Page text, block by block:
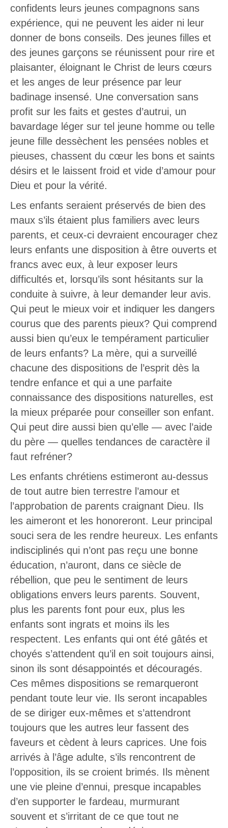
t
e
r
b
o
o
k
l
e
+
confidents leurs jeunes compagnons sans
expérience, qui ne peuvent les aider ni leur
donner de bons conseils. Des jeunes filles et
des jeunes garçons se réunissent pour rire et
plaisanter, éloignant le Christ de leurs cœurs
et les anges de leur présence par leur
badinage insensé. Une conversation sans
profit sur les faits et gestes d’autrui, un
bavardage léger sur tel jeune homme ou telle
jeune fille dessèchent les pensées nobles et
pieuses, chassent du cœur les bons et saints
désirs et le laissent froid et vide d’amour pour
Dieu et pour la vérité.
Les enfants seraient préservés de bien des
maux s’ils étaient plus familiers avec leurs
parents, et ceux-ci devraient encourager chez
leurs enfants une disposition à être ouverts et
francs avec eux, à leur exposer leurs
difficultés et, lorsqu’ils sont hésitants sur la
conduite à suivre, à leur demander leur avis.
Qui peut le mieux voir et indiquer les dangers
courus que des parents pieux? Qui comprend
aussi bien qu’eux le tempérament particulier
de leurs enfants? La mère, qui a surveillé
chacune des dispositions de l’esprit dès la
tendre enfance et qui a une parfaite
connaissance des dispositions naturelles, est
la mieux préparée pour conseiller son enfant.
Qui peut dire aussi bien qu’elle — avec l’aide
du père — quelles tendances de caractère il
faut refréner?
Les enfants chrétiens estimeront au-dessus
de tout autre bien terrestre l’amour et
l’approbation de parents craignant Dieu. Ils
les aimeront et les honoreront. Leur principal
souci sera de les rendre heureux. Les enfants
indisciplinés qui n’ont pas reçu une bonne
éducation, n’auront, dans ce siècle de
rébellion, que peu le sentiment de leurs
obligations envers leurs parents. Souvent,
plus les parents font pour eux, plus les
enfants sont ingrats et moins ils les
respectent. Les enfants qui ont été gâtés et
choyés s’attendent qu’il en soit toujours ainsi,
sinon ils sont désappointés et découragés.
Ces mêmes dispositions se remarqueront
pendant toute leur vie. Ils seront incapables
de se diriger eux-mêmes et s’attendront
toujours que les autres leur fassent des
faveurs et cèdent à leurs caprices. Une fois
arrivés à l’âge adulte, s’ils rencontrent de
l’opposition, ils se croient brimés. Ils mènent
une vie pleine d’ennui, presque incapables
d’en supporter le fardeau, murmurant
souvent et s’irritant de ce que tout ne